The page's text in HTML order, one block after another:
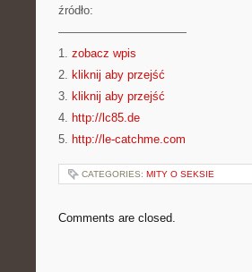
źródło:
———————————
1. zobacz wpis
2. kliknij aby przejść
3. kliknij aby przejść
4. http://lc85.de
5. http://le-catchme.com
CATEGORIES: MITY O SEKSIE
Comments are closed.